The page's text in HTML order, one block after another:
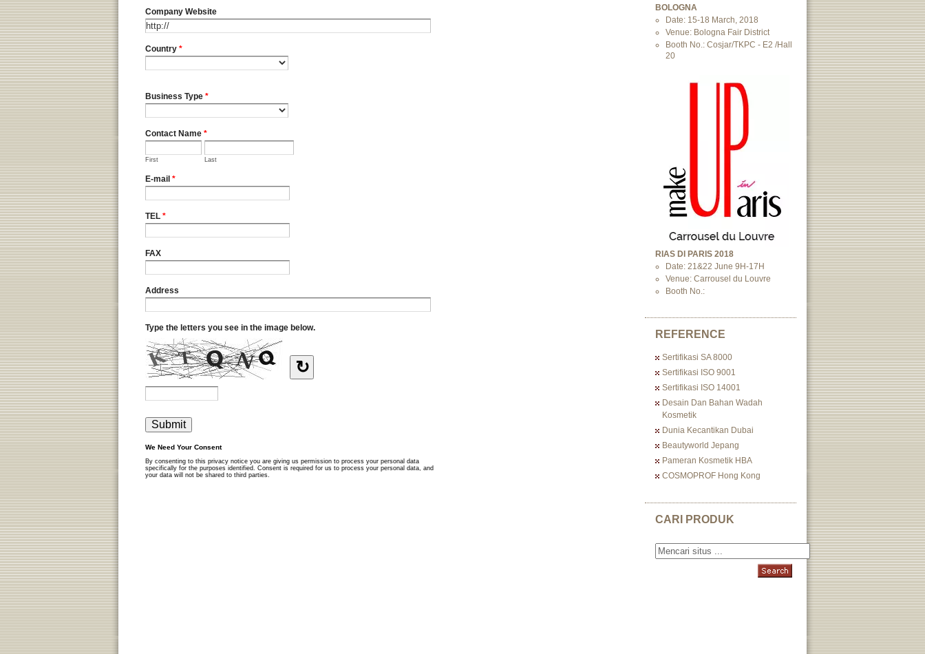
BOLOGNA
Date: 15-18 March, 2018
Venue: Bologna Fair District
Booth No.: Cosjar/TKPC - E2 /Hall
20
RIAS DI PARIS 2018
Date: 21&22 June 9H-17H
Venue: Carrousel du Louvre
Booth No.:
REFERENCE
Sertifikasi SA 8000
Sertifikasi ISO 9001
Sertifikasi ISO 14001
Desain Dan Bahan Wadah
Kosmetik
Dunia Kecantikan Dubai
Beautyworld Jepang
Pameran Kosmetik HBA
COSMOPROF Hong Kong
CARI PRODUK